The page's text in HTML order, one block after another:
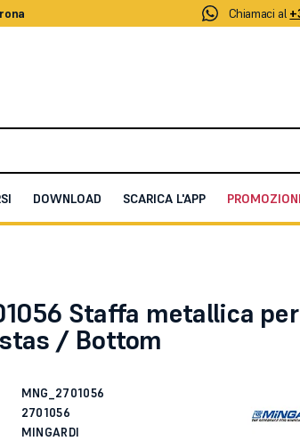
Chiamaci al
DOWNLOAD SCARICA L'APP PROMOZIONI
Staffa metallica per
/ Bottom
MNG_2701056
2701056
MINGARDI